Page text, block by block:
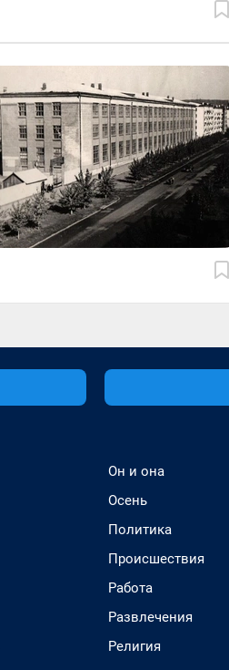
Он и она
Осень
Политика
Происшествия
Работа
Развлечения
Религия